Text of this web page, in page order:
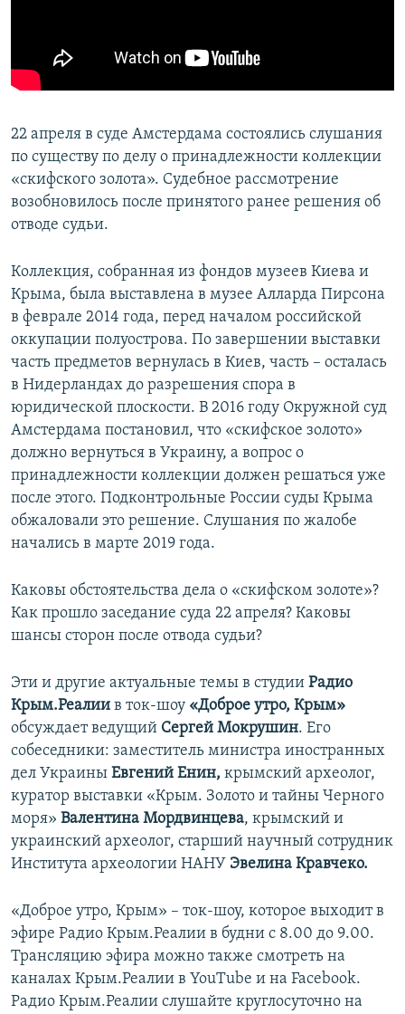
КРЫМ.НЕПОКОРЕННЫЙ
ELIFBE
Все сайты RFE/RL
22 апреля в суде Амстердама состоялись слушания
по существу по делу о принадлежности коллекции
«скифского золота». Судебное рассмотрение
возобновилось после принятого ранее решения об
отводе судьи.
Коллекция, собранная из фондов музеев Киева и
Крыма, была выставлена в музее Алларда Пирсона
в феврале 2014 года, перед началом российской
оккупации полуострова. По завершении выставки
часть предметов вернулась в Киев, часть – осталась
в Нидерландах до разрешения спора в
юридической плоскости. В 2016 году Окружной суд
Амстердама постановил, что «скифское золото»
должно вернуться в Украину, а вопрос о
принадлежности коллекции должен решаться уже
после этого. Подконтрольные России суды Крыма
обжаловали это решение. Слушания по жалобе
начались в марте 2019 года.
Каковы обстоятельства дела о «скифском золоте»?
Как прошло заседание суда 22 апреля? Каковы
шансы сторон после отвода судьи?
Эти и другие актуальные темы в студии Радио
Крым.Реалии в ток-шоу «Доброе утро, Крым»
обсуждает ведущий Сергей Мокрушин. Его
собеседники: заместитель министра иностранных
дел Украины Евгений Енин, крымский археолог,
куратор выставки «Крым. Золото и тайны Черного
моря» Валентина Мордвинцева, крымский и
украинский археолог, старший научный сотрудник
Института археологии НАНУ Эвелина Кравчеко.
«Доброе утро, Крым» – ток-шоу, которое выходит в
эфире Радио Крым.Реалии в будни с 8.00 до 9.00.
Трансляцию эфира можно также смотреть на
каналах Крым.Реалии в YouTube и на Facebook.
Радио Крым.Реалии слушайте круглосуточно на